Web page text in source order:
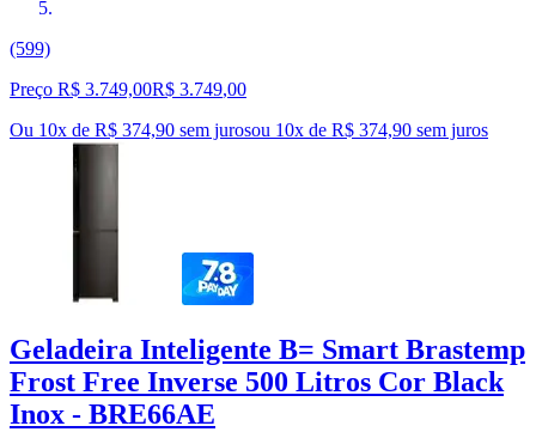
(599)
Preço R$ 3.749,00R$ 3.749,00
Ou 10x de R$ 374,90 sem jurosou 10x de R$ 374,90 sem juros
Geladeira Inteligente B= Smart Brastemp
Frost Free Inverse 500 Litros Cor Black
Inox - BRE66AE